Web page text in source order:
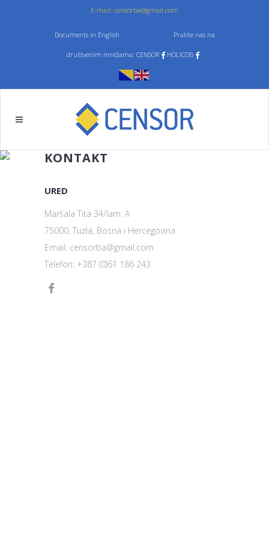
E-mail: censorba@gmail.com
Documents in English Pratite nas na
društvenim mrežama: CENSOR HOLICOB
KONTAKT
URED
Maršala Tita 34/lam. A
75000, Tuzla, Bosna i Hercegovina
Email: censorba@gmail.com
Telefon: +387 (0)61 186 243